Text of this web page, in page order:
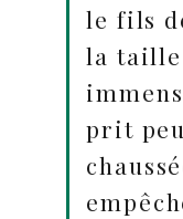
le fils
la taille
prit